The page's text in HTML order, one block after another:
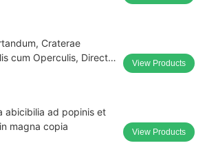
Craterae
cum Operculis, Directe
View Products
abicibilia ad popinis et
magna copia
View Products